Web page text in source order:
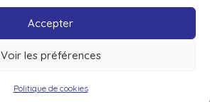
Accepter
Voir les préférences
Politique de cookies